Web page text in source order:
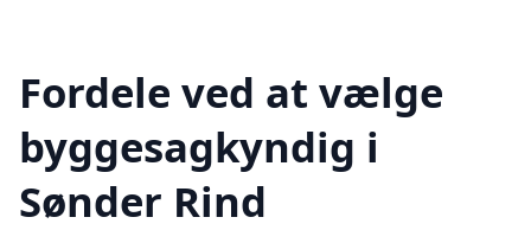
Fordele ved at vælge
byggesagkyndig i
Sønder Rind